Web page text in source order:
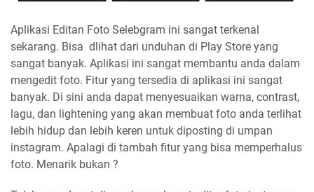
Aplikasi Editan Foto Selebgram ini sangat terkenal
sekarang. Bisa dlihat dari unduhan di Play Store yang
sangat banyak. Aplikasi ini sangat membantu anda dalam
mengedit foto. Fitur yang tersedia di aplikasi ini sangat
banyak. Di sini anda dapat menyesuaikan warna, contrast,
lagu, dan lightening yang akan membuat foto anda terlihat
lebih hidup dan lebih keren untuk diposting di umpan
instagram. Apalagi di tambah fitur yang bisa memperhalus
foto. Menarik bukan ?